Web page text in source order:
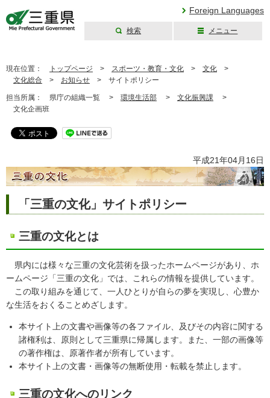
Foreign Languages
検索 メニュー
現在位置： トップページ > スポーツ・教育・文化 > 文化 >
文化総合 > お知らせ > サイトポリシー
担当所属： 県庁の組織一覧 > 環境生活部 > 文化振興課 >
文化企画班
平成21年04月16日
「三重の文化」サイトポリシー
三重の文化とは
県内には様々な三重の文化芸術を扱ったホームページがあり、ホ
ームページ「三重の文化」では、これらの情報を提供しています。
この取り組みを通じて、一人ひとりが自らの夢を実現し、心豊か
な生活をおくることめざします。
本サイト上の文書や画像等の各ファイル、及びその内容に関する
諸権利は、原則として三重県に帰属します。また、一部の画像等
の著作権は、原著作者が所有しています。
本サイト上の文書・画像等の無断使用・転載を禁止します。
三重の文化へのリンク